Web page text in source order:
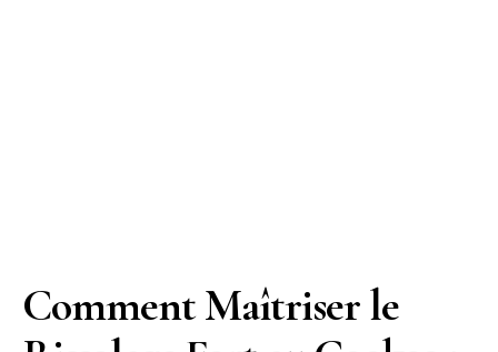
Comment Maîtriser le